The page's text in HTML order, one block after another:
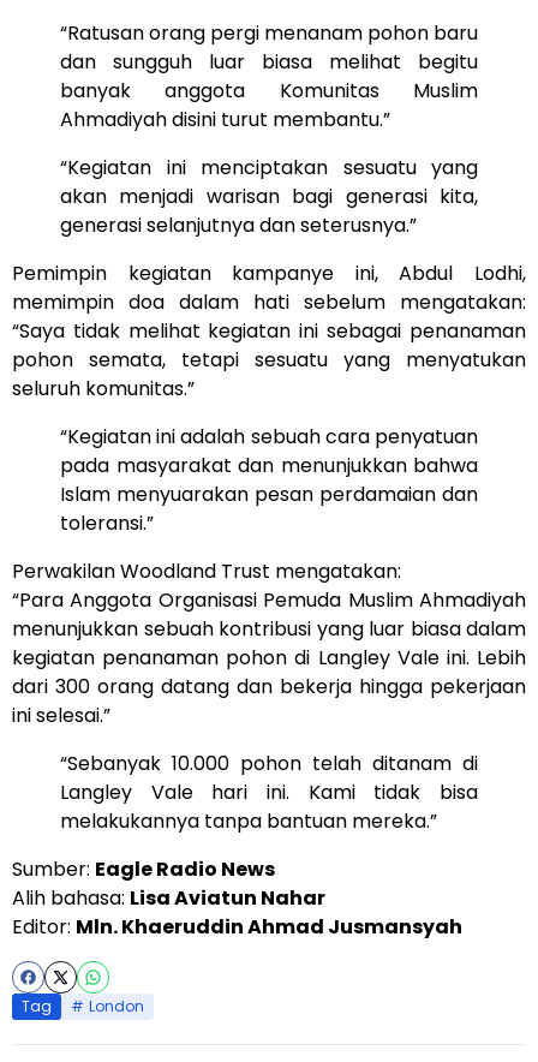
“Ratusan orang pergi menanam pohon baru
dan sungguh luar biasa melihat begitu
banyak anggota Komunitas Muslim
Ahmadiyah disini turut membantu.”
“Kegiatan ini menciptakan sesuatu yang
akan menjadi warisan bagi generasi kita,
generasi selanjutnya dan seterusnya.”
Pemimpin kegiatan kampanye ini, Abdul Lodhi,
memimpin doa dalam hati sebelum mengatakan:
“Saya tidak melihat kegiatan ini sebagai penanaman
pohon semata, tetapi sesuatu yang menyatukan
seluruh komunitas.”
“Kegiatan ini adalah sebuah cara penyatuan
pada masyarakat dan menunjukkan bahwa
Islam menyuarakan pesan perdamaian dan
toleransi.”
Perwakilan Woodland Trust mengatakan:
“Para Anggota Organisasi Pemuda Muslim Ahmadiyah
menunjukkan sebuah kontribusi yang luar biasa dalam
kegiatan penanaman pohon di Langley Vale ini. Lebih
dari 300 orang datang dan bekerja hingga pekerjaan
ini selesai.”
“Sebanyak 10.000 pohon telah ditanam di
Langley Vale hari ini. Kami tidak bisa
melakukannya tanpa bantuan mereka.”
Sumber: Eagle Radio News
Alih bahasa: Lisa Aviatun Nahar
Editor: Mln. Khaeruddin Ahmad Jusmansyah
Tag London